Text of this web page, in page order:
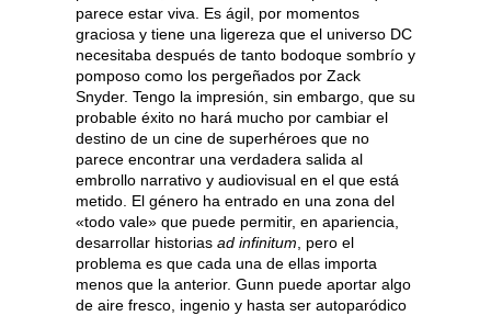
parece estar viva. Es ágil, por momentos
graciosa y tiene una ligereza que el universo DC
necesitaba después de tanto bodoque sombrío y
pomposo como los pergeñados por Zack
Snyder. Tengo la impresión, sin embargo, que su
probable éxito no hará mucho por cambiar el
destino de un cine de superhéroes que no
parece encontrar una verdadera salida al
embrollo narrativo y audiovisual en el que está
metido. El género ha entrado en una zona del
«todo vale» que puede permitir, en apariencia,
desarrollar historias ad infinitum, pero el
problema es que cada una de ellas importa
menos que la anterior. Gunn puede aportar algo
de aire fresco, ingenio y hasta ser autoparódico